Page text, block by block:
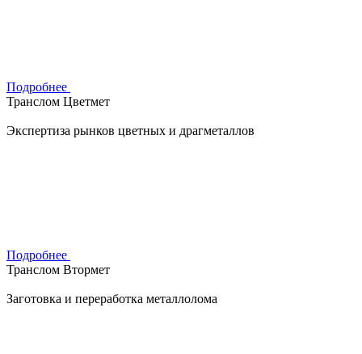
Подробнее
Транслом Цветмет
Экспертиза рынков цветных и драгметаллов
Подробнее
Транслом Втормет
Заготовка и переработка металлолома